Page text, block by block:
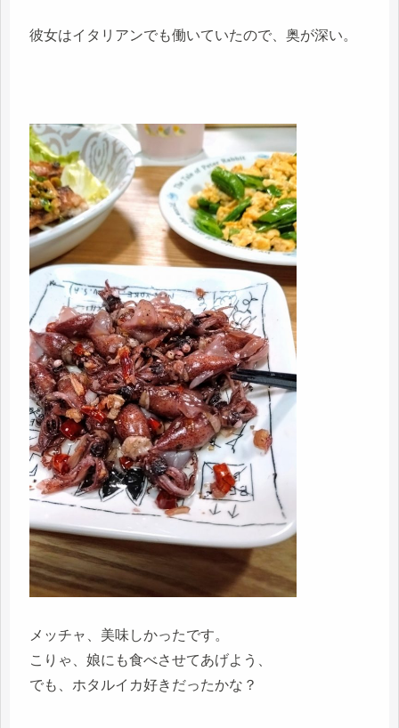
彼女はイタリアンでも働いていたので、奥が深い。
メッチャ、美味しかったです。
こりゃ、娘にも食べさせてあげよう、
でも、ホタルイカ好きだったかな？